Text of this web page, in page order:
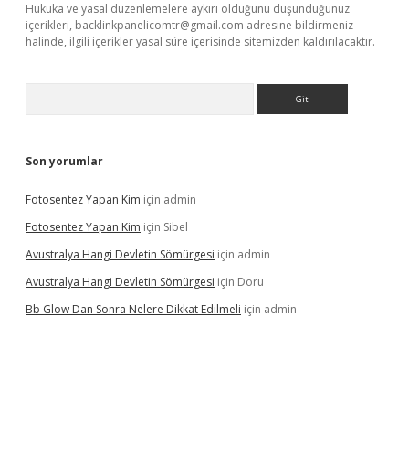
Hukuka ve yasal düzenlemelere aykırı olduğunu düşündüğünüz
içerikleri, backlinkpanelicomtr@gmail.com adresine bildirmeniz
halinde, ilgili içerikler yasal süre içerisinde sitemizden kaldırılacaktır.
Son yorumlar
Fotosentez Yapan Kim için admin
Fotosentez Yapan Kim için Sibel
Avustralya Hangi Devletin Sömürgesi için admin
Avustralya Hangi Devletin Sömürgesi için Doru
Bb Glow Dan Sonra Nelere Dikkat Edilmeli için admin